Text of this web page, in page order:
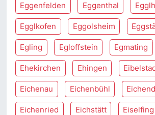
Eggenfelden Eggenthal
Egglkofen Eggolsheim
Egling Egloffstein Egmating
Ehekirchen Ehingen
Eichenau Eichenbühl
Eichenried Eichstätt Eiselfing